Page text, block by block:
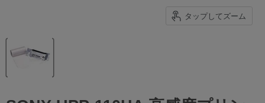
タップしてズーム